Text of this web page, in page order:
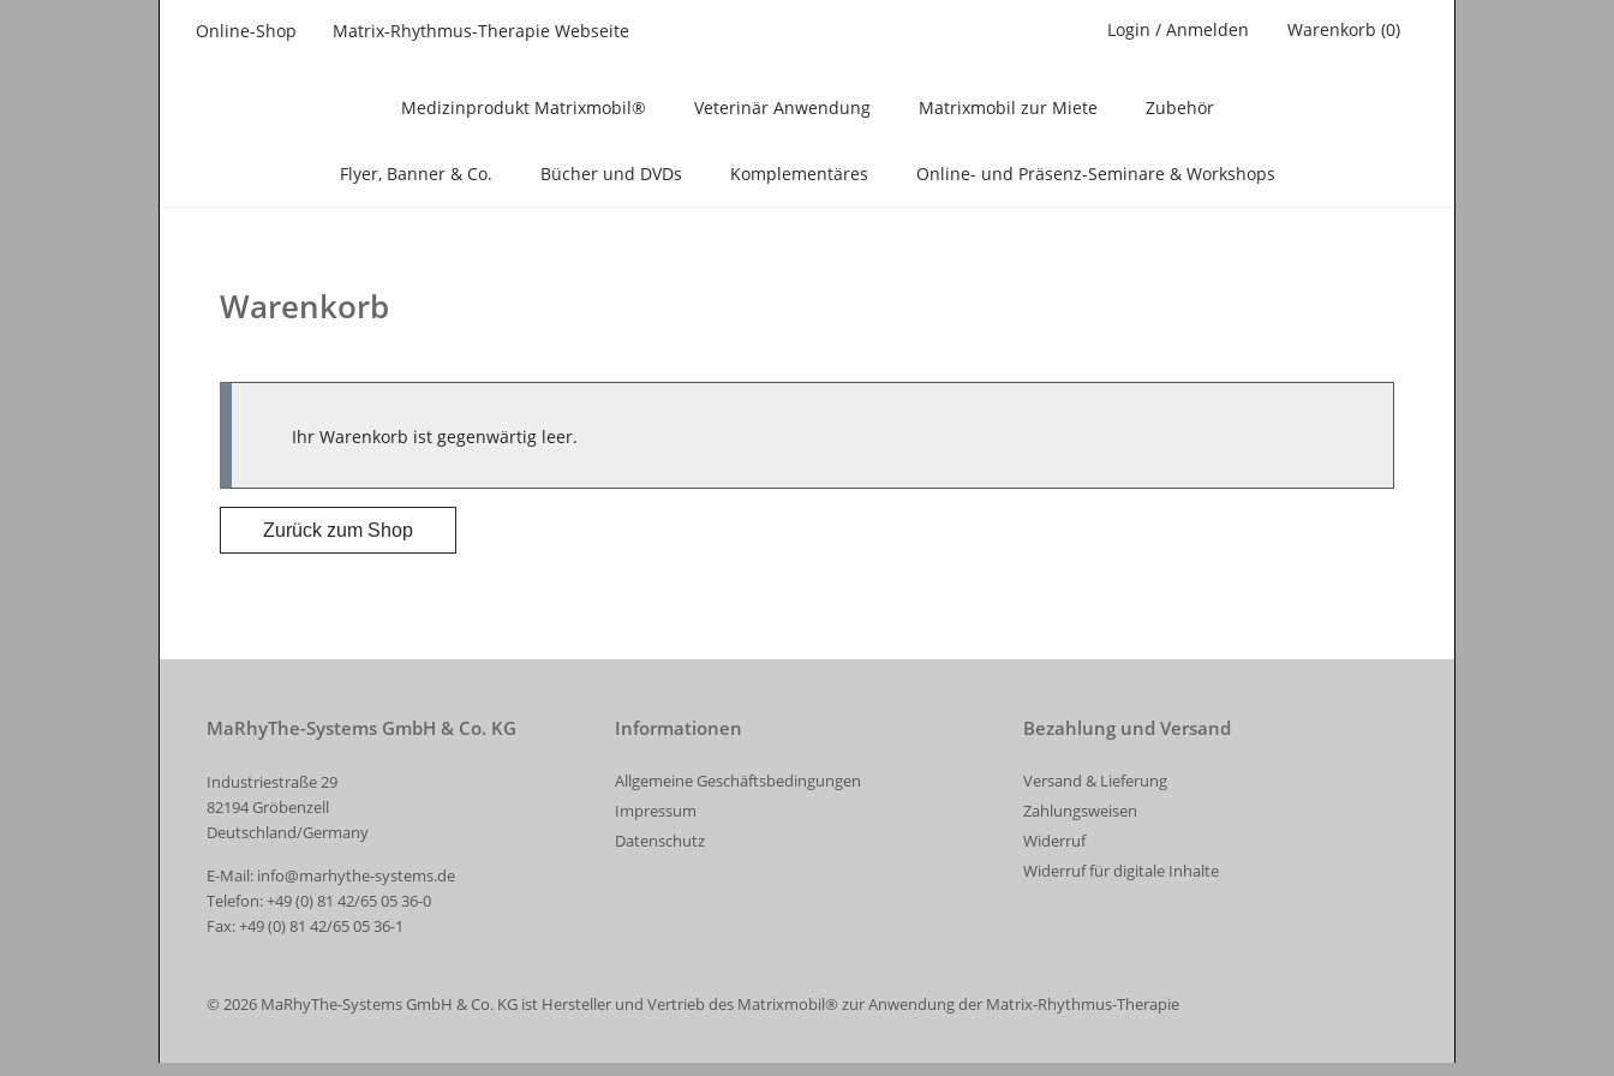
Online-Shop Matrix-Rhythmus-Therapie Webseite Login / Anmelden Warenkorb (0)
Medizinprodukt Matrixmobil® Veterinär Anwendung Matrixmobil zur Miete Zubehör
Flyer, Banner & Co. Bücher und DVDs Komplementäres Online- und Präsenz-Seminare & Workshops
Warenkorb
Ihr Warenkorb ist gegenwärtig leer.
Zurück zum Shop
MaRhyThe-Systems GmbH & Co. KG
Industriestraße 29
82194 Gröbenzell
Deutschland/Germany
E-Mail: info@marhythe-systems.de
Telefon:+49 (0) 81 42/65 05 36-0
Fax:+49 (0) 81 42/65 05 36-1
Informationen
Allgemeine Geschäftsbedingungen
Impressum
Datenschutz
Bezahlung und Versand
Versand & Lieferung
Zahlungsweisen
Widerruf
Widerruf für digitale Inhalte
© 2026 MaRhyThe-Systems GmbH & Co. KG ist Hersteller und Vertrieb des Matrixmobil® zur Anwendung der Matrix-Rhythmus-Therapie